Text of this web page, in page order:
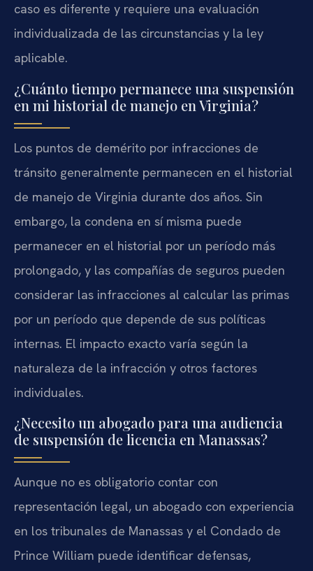
caso es diferente y requiere una evaluación
individualizada de las circunstancias y la ley
aplicable.
¿Cuánto tiempo permanece una suspensión
en mi historial de manejo en Virginia?
Los puntos de demérito por infracciones de
tránsito generalmente permanecen en el historial
de manejo de Virginia durante dos años. Sin
embargo, la condena en sí misma puede
permanecer en el historial por un período más
prolongado, y las compañías de seguros pueden
considerar las infracciones al calcular las primas
por un período que depende de sus políticas
internas. El impacto exacto varía según la
naturaleza de la infracción y otros factores
individuales.
¿Necesito un abogado para una audiencia
de suspensión de licencia en Manassas?
Aunque no es obligatorio contar con
representación legal, un abogado con experiencia
en los tribunales de Manassas y el Condado de
Prince William puede identificar defensas,